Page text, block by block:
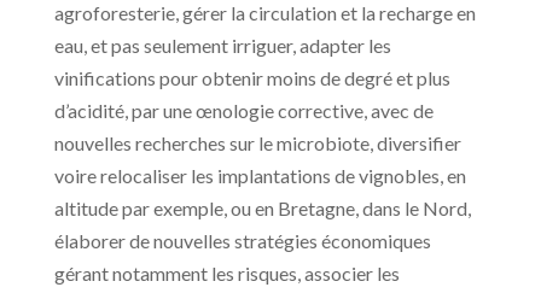
agroforesterie, gérer la circulation et la recharge en
eau, et pas seulement irriguer, adapter les
vinifications pour obtenir moins de degré et plus
d’acidité, par une œnologie corrective, avec de
nouvelles recherches sur le microbiote, diversifier
voire relocaliser les implantations de vignobles, en
altitude par exemple, ou en Bretagne, dans le Nord,
élaborer de nouvelles stratégies économiques
gérant notamment les risques, associer les